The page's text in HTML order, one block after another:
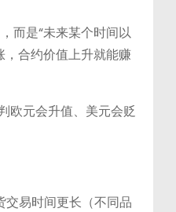
而是“未来某个时间以
合约价值上升就能赚
欧元会升值、美元会贬
交易时间更长（不同品